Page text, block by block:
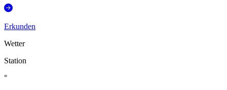
Erkunden
Wetter
Station
°